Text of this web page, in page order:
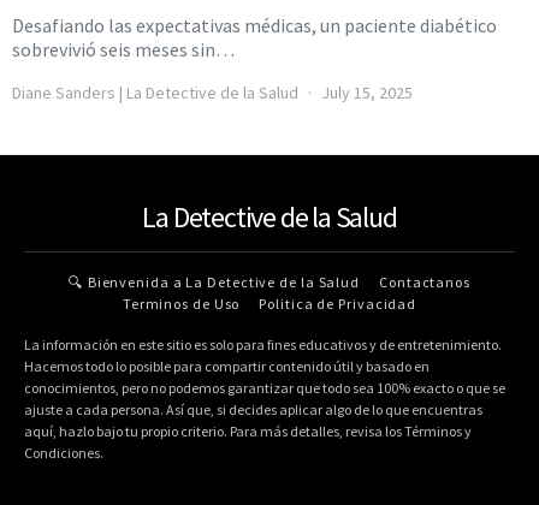
Desafiando las expectativas médicas, un paciente diabético
sobrevivió seis meses sin…
Diane Sanders | La Detective de la Salud July 15, 2025
La Detective de la Salud
🔍 Bienvenida a La Detective de la Salud
Contactanos
Terminos de Uso
Politica de Privacidad
La información en este sitio es solo para fines educativos y de entretenimiento.
Hacemos todo lo posible para compartir contenido útil y basado en
conocimientos, pero no podemos garantizar que todo sea 100% exacto o que se
ajuste a cada persona. Así que, si decides aplicar algo de lo que encuentras
aquí, hazlo bajo tu propio criterio. Para más detalles, revisa los Términos y
Condiciones.